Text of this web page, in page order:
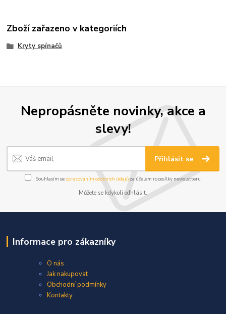
Zboží zařazeno v kategoriích
Kryty spínačů
Nepropásněte novinky, akce a
slevy!
Přihlásit se
Souhlasím se zpracováním osobních údajůza účelem rozesílky newsletteru.
Můžete se kdykoli odhlásit.
Informace pro zákazníky
O nás
Jak nakupovat
Obchodní podmínky
Kontakty